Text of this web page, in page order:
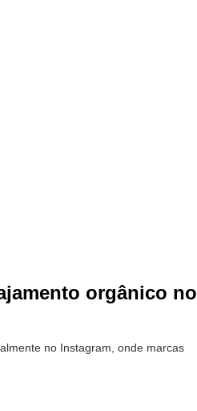
orgânico no
no Instagram, onde marcas